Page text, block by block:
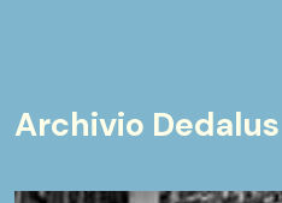
Archivio Dedalus